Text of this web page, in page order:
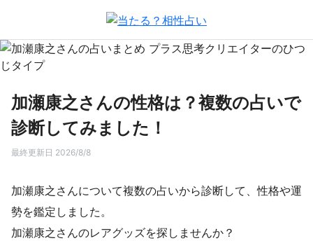
加瀬康之さんの性格は？複数の占いで
診断してみました！
最終更新日 2026/8/8
加瀬康之さんについて複数の占いから診断して、性格や運
勢を鑑定しました。
加瀬康之さんのレアグッズを探しませんか？